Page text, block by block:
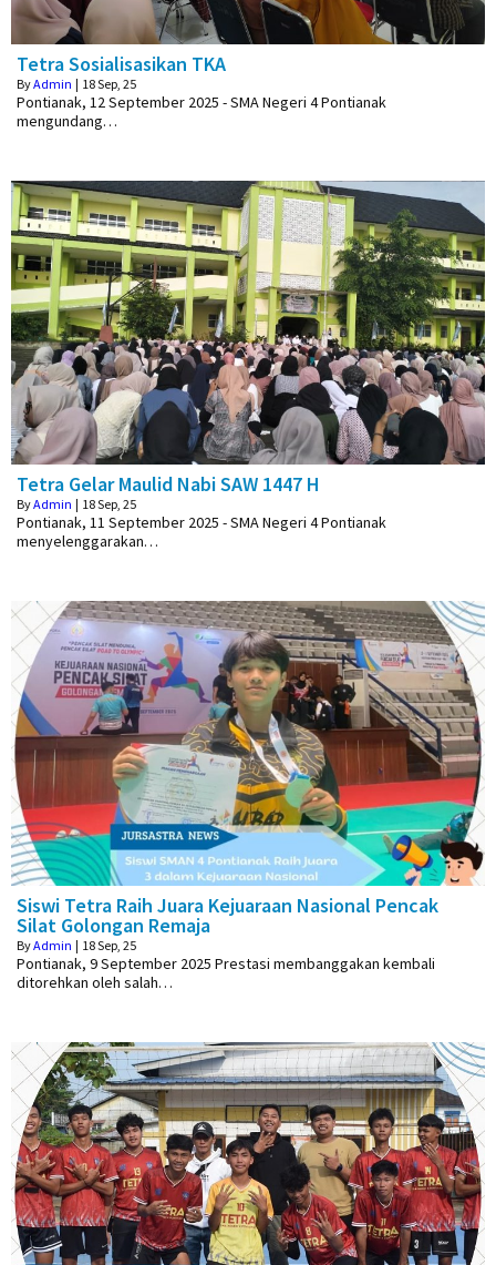
Tetra Sosialisasikan TKA
ByAdmin | 18Sep, 25
Pontianak, 12 September 2025 - SMA Negeri 4 Pontianak
mengundang…
Tetra Gelar Maulid Nabi SAW 1447 H
ByAdmin | 18Sep, 25
Pontianak, 11 September 2025 - SMA Negeri 4 Pontianak
menyelenggarakan…
Siswi Tetra Raih Juara Kejuaraan Nasional Pencak
Silat Golongan Remaja
ByAdmin | 18Sep, 25
Pontianak, 9 September 2025 Prestasi membanggakan kembali
ditorehkan oleh salah…